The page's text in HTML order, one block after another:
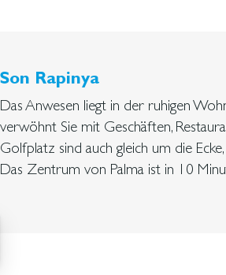
Son Rapinya
Das Anwesen liegt in der ruhigen
verwöhnt Sie mit Geschäften,
Golfplatz sind auch gleich um die
Das Zentrum von Palma ist in 10